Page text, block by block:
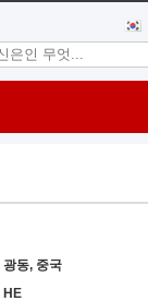
광동, 중국
HE